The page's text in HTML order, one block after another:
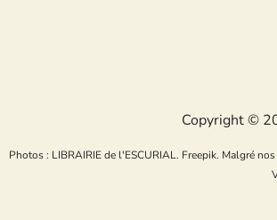
Copyright ©
Photos : LIBRAIRIE de l'ESCURIAL. Freepik. Malgré